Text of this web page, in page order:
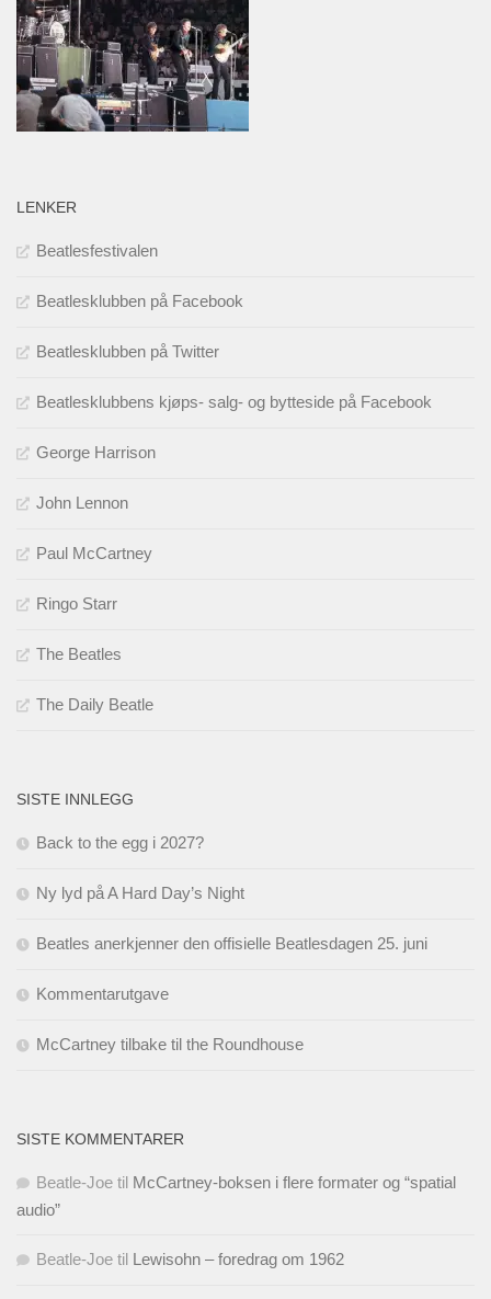
LENKER
Beatlesfestivalen
Beatlesklubben på Facebook
Beatlesklubben på Twitter
Beatlesklubbens kjøps- salg- og bytteside på Facebook
George Harrison
John Lennon
Paul McCartney
Ringo Starr
The Beatles
The Daily Beatle
SISTE INNLEGG
Back to the egg i 2027?
Ny lyd på A Hard Day’s Night
Beatles anerkjenner den offisielle Beatlesdagen 25. juni
Kommentarutgave
McCartney tilbake til the Roundhouse
SISTE KOMMENTARER
Beatle-Joe til McCartney-boksen i flere formater og “spatial
audio”
Beatle-Joe til Lewisohn – foredrag om 1962